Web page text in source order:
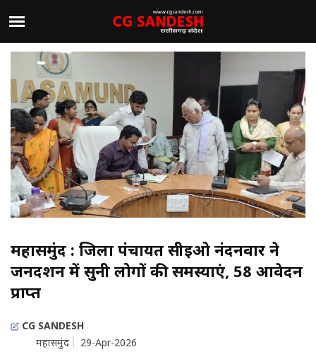
महासमुंद : जिला पंचायत सीईओ नंदनवार ने
जनदर्शन में सुनी लोगों की समस्याएं, 58 आवेदन
प्राप्त
CG SANDESH
महासमुंद
29-Apr-2026